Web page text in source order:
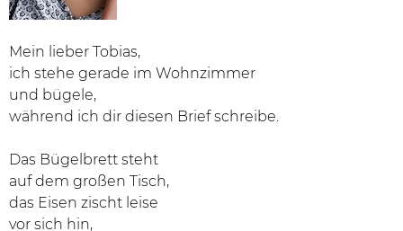
Mein lieber Tobias,
ich stehe gerade im Wohnzimmer
und bügele,
während ich dir diesen Brief schreibe.
Das Bügelbrett steht
auf dem großen Tisch,
das Eisen zischt leise
vor sich hin,